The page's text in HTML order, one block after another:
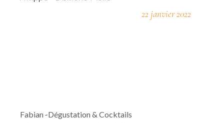
22 janvier 2022
Fabian Dégustation & Cocktails